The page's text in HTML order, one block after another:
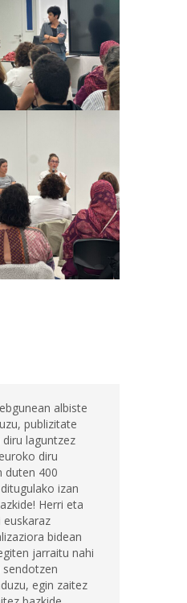
albiste
publizitate
laguntzez
diru
duten 400
izan
Herri eta
bidean
jarraitu nahi
sendotzen
egin zaitez